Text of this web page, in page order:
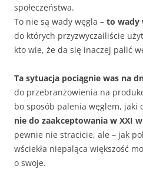
społeczeństwa.
To nie są wady węgla – to wady
do których przyzwyczailiście
kto wie, że da się inaczej palić
Ta sytuacja pociągnie was na
do przebranżowienia na
bo sposób palenia węglem, jaki
nie do zaakceptowania w XXI
pewnie nie stracicie, ale – jak
wściekła niepaląca większość
o swoje.